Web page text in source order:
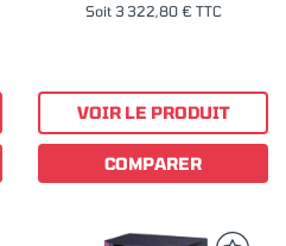
Soit 3 322,80 € TTC
VOIR LE PRODUIT
COMPARER